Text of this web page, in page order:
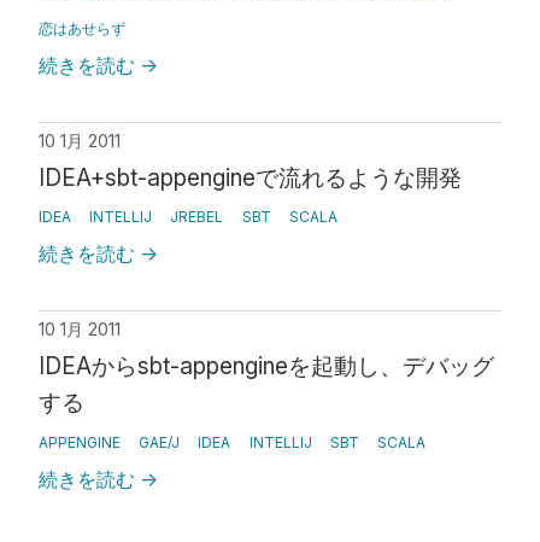
恋はあせらず
続きを読む →
10 1月 2011
IDEA+sbt-appengineで流れるような開発
IDEA INTELLIJ JREBEL SBT SCALA
続きを読む →
10 1月 2011
IDEAからsbt-appengineを起動し、デバッグ
する
APPENGINE GAE/J IDEA INTELLIJ SBT SCALA
続きを読む →